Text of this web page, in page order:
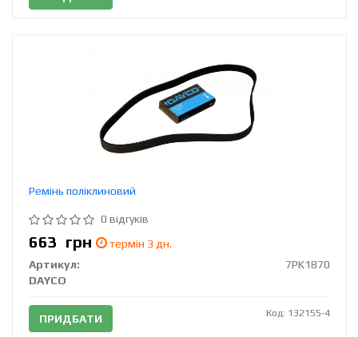
Ремінь поліклиновий
0 відгуків
663 грн
термін 3 дн.
Артикул:
7PK1870
DAYCO
ПРИДБАТИ Код: 132155-4